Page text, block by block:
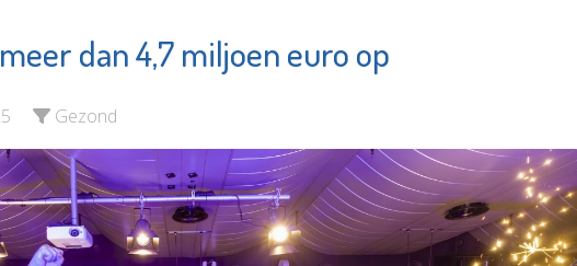
dan 4,7 miljoen euro op
Gezond
Aleida Praktijk
Verloskunde
Bekijk de pagina